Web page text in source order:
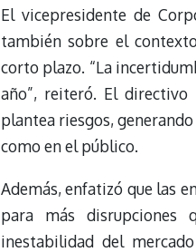
El vicepresidente de
también sobre el
corto plazo. “La
año”, reiteró. El
plantea riesgos,
como en el público.
Además, enfatizó que las
para más disrupciones
inestabilidad del